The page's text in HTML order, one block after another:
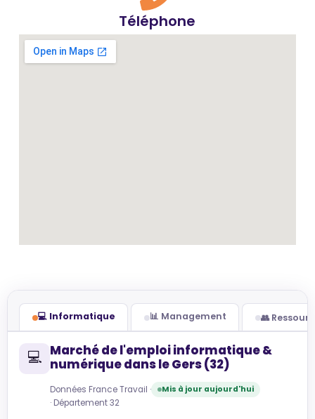
Téléphone
💻 Informatique 📊 Management 👥
💻 Marché de l'emploi informatique &
numérique dans le Gers (32)
Données France Travail · Mis à jour aujourd'hui
· Département 32